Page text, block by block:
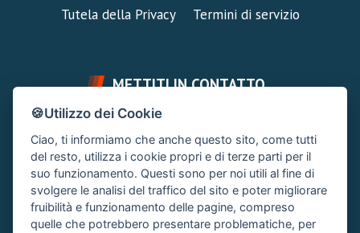
Tutela della Privacy
Termini di servizio
METTITI IN CONTATTO
FAI UNA DOMANDA
Chiedi un Consiglio
Area Ticket
CONTATTA L'AMMINISTRAZIONE
Clicca quì
🍪Utilizzo dei Cookie
Ciao, ti informiamo che anche questo sito, come tutti
del resto, utilizza i cookie propri e di terze parti per il
suo funzionamento. Questi sono per noi utili al fine di
svolgere le analisi del traffico del sito e poter migliorare
fruibilità e funzionamento delle pagine, compreso
quelle che potrebbero presentare problematiche, per